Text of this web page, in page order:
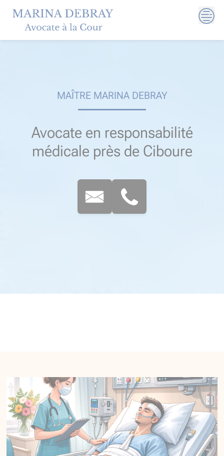
content
MAÎTRE MARINA DEBRAY
Avocate en responsabilité
médicale près de Ciboure​